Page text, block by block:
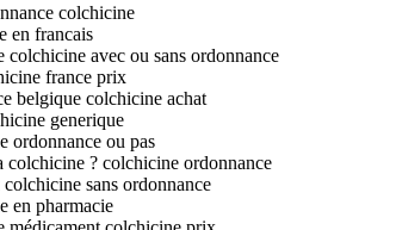
colchicine
en francais
colchicine avec ou sans ordonnance
france prix
belgique colchicine achat
generique
ordonnance ou pas
colchicine ? colchicine ordonnance
sans ordonnance
en pharmacie